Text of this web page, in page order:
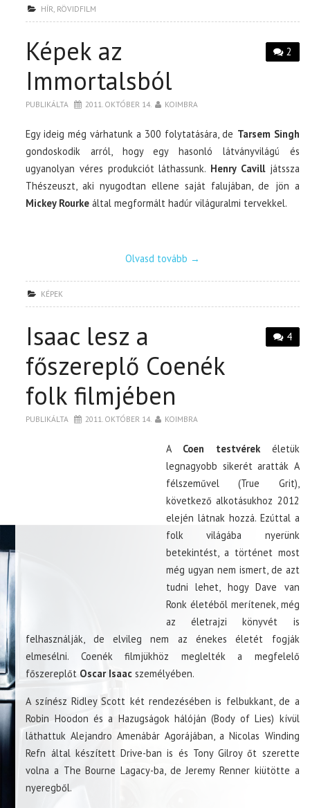
HÍR, RÖVIDFILM
2
Képek az
Immortalsból
PUBLIKÁLTA 2011. OKTÓBER 14. KOIMBRA
Egy ideig még várhatunk a 300 folytatására, de Tarsem Singh
gondoskodik arról, hogy egy hasonló látványvilágú és
ugyanolyan véres produkciót láthassunk. Henry Cavilljátssza
Thészeuszt, aki nyugodtan ellene saját falujában, de jön a
Mickey Rourke által megformált hadúr világuralmi tervekkel.
Olvasd tovább →
KÉPEK
4
Isaac lesz a
főszereplő Coenék
folk filmjében
PUBLIKÁLTA 2011. OKTÓBER 14. KOIMBRA
A Coen testvérek életük
legnagyobb sikerét aratták A
félszeművel (True Grit),
következő alkotásukhoz 2012
elején látnak hozzá. Ezúttal a
folk világába nyerünk
betekintést, a történet most
még ugyan nem ismert, de azt
tudni lehet, hogy Dave van
Ronk életéből merítenek, még
az életrajzi könyvét is
felhasználják, de elvileg nem az énekes életét fogják
elmesélni. Coenék filmjükhöz meglelték a megfelelő
főszereplőt Oscar Isaacszemélyében.
A színész Ridley Scott két rendezésében is felbukkant, de a
Robin Hoodon és a Hazugságok hálóján (Body of Lies) kívül
láthattuk Alejandro Amenábár Agorájában, a Nicolas Winding
Refn által készített Drive-ban is és Tony Gilroy őt szerette
volna a The Bourne Lagacy-ba, de Jeremy Renner kiütötte a
nyeregből.